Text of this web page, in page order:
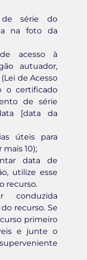
série do
na foto da
acesso à
autuador,
(Lei de Acesso
o certificado
de série
[data da
úteis para
10);
data de
utilize esse
recurso.
conduzida
recurso. Se
primeiro
e junte o